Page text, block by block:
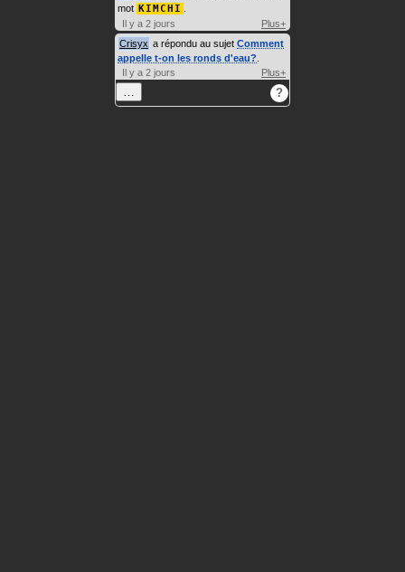
mot KIMCHI
Il y a 2 jours
Plus+
Crisyx a répondu au sujet Comment
appelle t-on les ronds d'eau?
Il y a 2 jours
Plus+
?